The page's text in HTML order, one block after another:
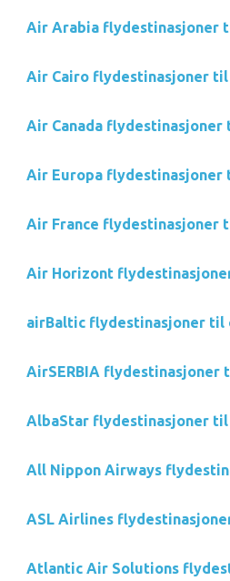
Air Arabia flydestinasjoner
Air Cairo flydestinasjoner
Air Canada
Air Europa flydestinasjoner
Air France flydestinasjoner
Air Horizont
airBaltic flydestinasjoner til
AirSERBIA flydestinasjoner
AlbaStar flydestinasjoner
All Nippon Airways
ASL Airlines
Atlantic Air Solutions